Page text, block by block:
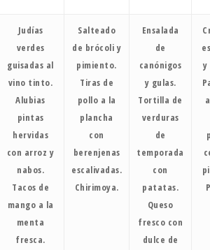
Judías
verdes
guisadas al
vino tinto.
Alubias
pintas
hervidas
con arroz y
nabos.
Tacos de
mango a la
menta
fresca.
Salteado
de brócoli y
pimiento.
Tiras de
pollo a la
plancha
con
berenjenas
escalivadas.
Chirimoya.
Ensalada
de
canónigos
y gulas.
Tortilla de
verduras
de
temporada
con
patatas.
Queso
fresco con
dulce de
y